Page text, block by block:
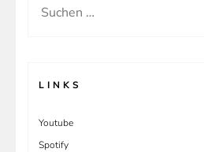
Suchen
LINKS
Youtube
Spotify